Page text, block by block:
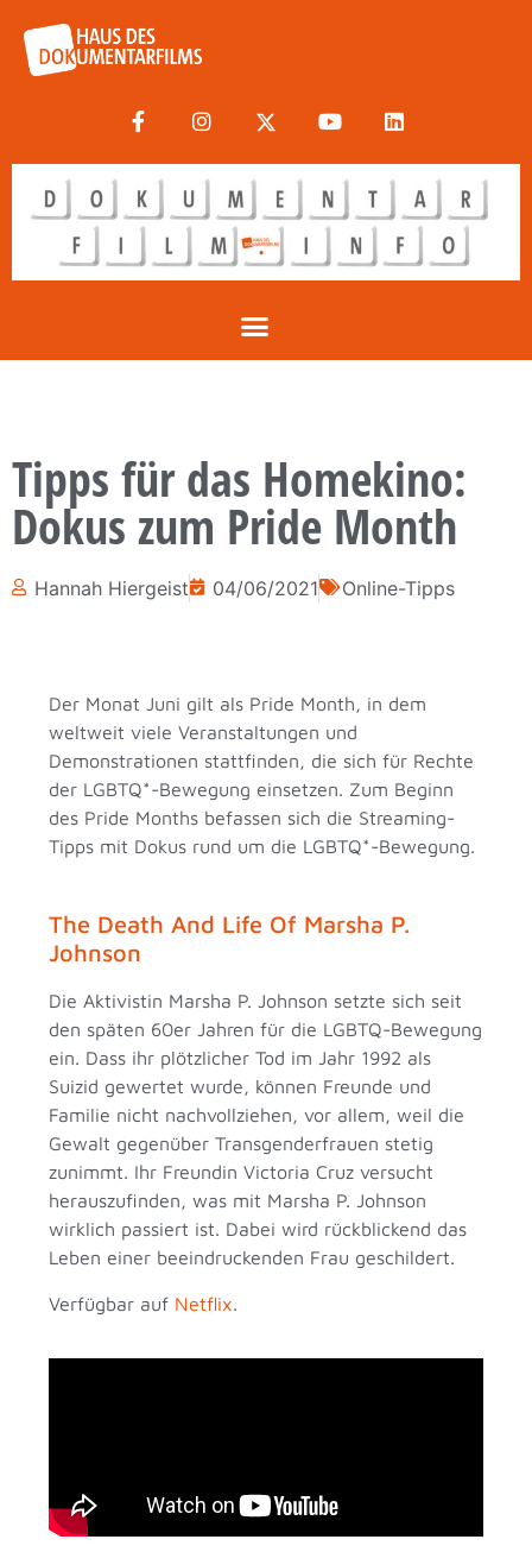
Tipps für das Homekino:
Dokus zum Pride Month
Hannah Hiergeist 04/06/2021 Online-Tipps
Der Monat Juni gilt als Pride Month, in dem
weltweit viele Veranstaltungen und
Demonstrationen stattfinden, die sich für Rechte
der LGBTQ*-Bewegung einsetzen. Zum Beginn
des Pride Months befassen sich die Streaming-
Tipps mit Dokus rund um die LGBTQ*-Bewegung.
The Death And Life Of Marsha P.
Johnson
Die Aktivistin Marsha P. Johnson setzte sich seit
den späten 60er Jahren für die LGBTQ-Bewegung
ein. Dass ihr plötzlicher Tod im Jahr 1992 als
Suizid gewertet wurde, können Freunde und
Familie nicht nachvollziehen, vor allem, weil die
Gewalt gegenüber Transgenderfrauen stetig
zunimmt. Ihr Freundin Victoria Cruz versucht
herauszufinden, was mit Marsha P. Johnson
wirklich passiert ist. Dabei wird rückblickend das
Leben einer beeindruckenden Frau geschildert.
Verfügbar auf Netflix.